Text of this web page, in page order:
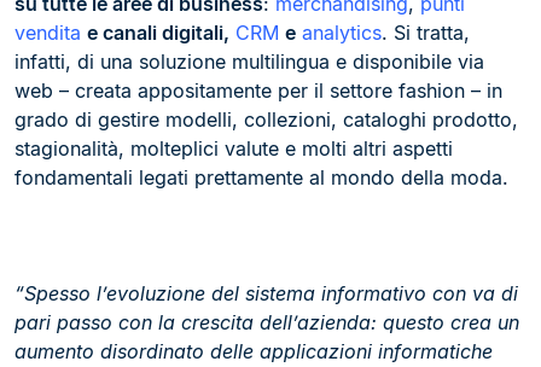
vendita e canali digitali, CRM e analytics. Si tratta,
infatti, di una soluzione multilingua e disponibile via
web – creata appositamente per il settore fashion – in
grado di gestire modelli, collezioni, cataloghi prodotto,
stagionalità, molteplici valute e molti altri aspetti
fondamentali legati prettamente al mondo della moda.
“Spesso l’evoluzione del sistema informativo con va di
pari passo con la crescita dell’azienda: questo crea un
aumento disordinato delle applicazioni informatiche